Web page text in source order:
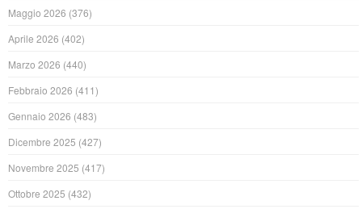
Maggio 2026 (376)
Aprile 2026 (402)
Marzo 2026 (440)
Febbraio 2026 (411)
Gennaio 2026 (483)
Dicembre 2025 (427)
Novembre 2025 (417)
Ottobre 2025 (432)